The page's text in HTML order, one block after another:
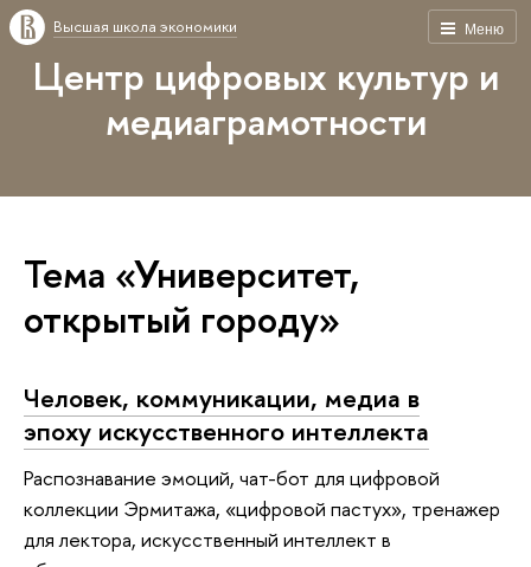
Меню
Высшая школа экономики
Центр цифровых культур и
медиаграмотности
Тема «Университет,
открытый городу»
Человек, коммуникации, медиа в
эпоху искусственного интеллекта
Распознавание эмоций, чат-бот для цифровой
коллекции Эрмитажа, «цифровой пастух», тренажер
для лектора, искусственный интеллект в